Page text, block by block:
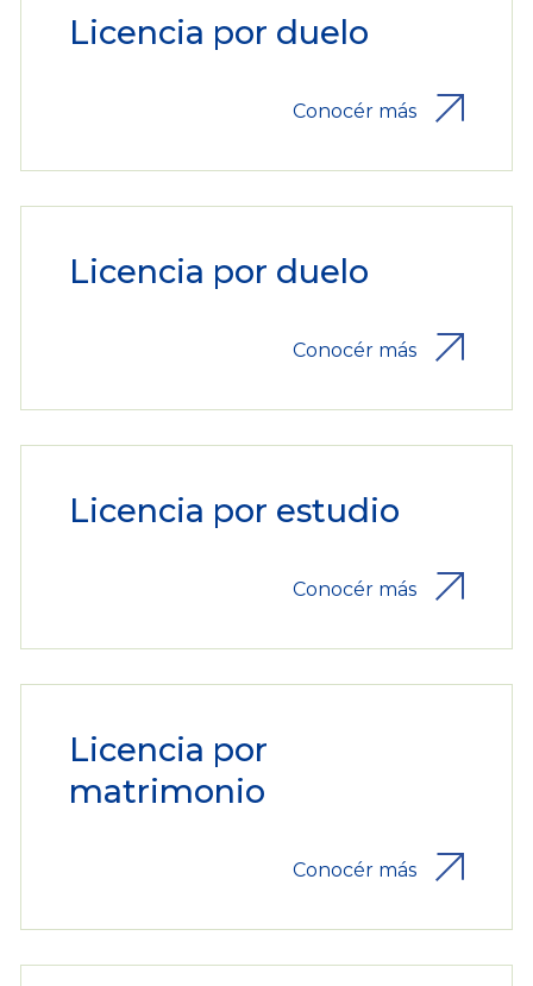
Licencia por duelo
Conocér más
Licencia por duelo
Conocér más
Licencia por estudio
Conocér más
Licencia por
matrimonio
Conocér más